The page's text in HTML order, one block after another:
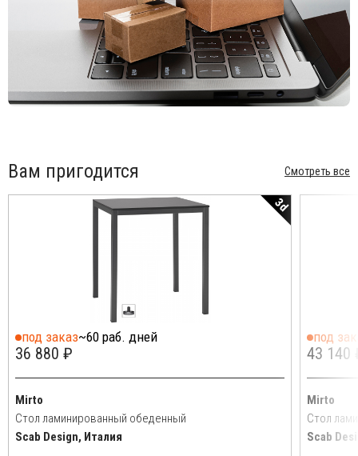
Вам пригодится Смотреть все
3d
под заказ~60 раб. дней
36 880 ₽
Mirto
Стол ламинированный обеденный
Scab Design, Италия
под
43 140
Mirto
Стол
Scab